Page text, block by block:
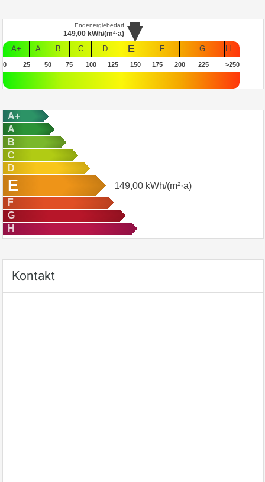
Endenergiebedarf
149,00 kWh/(m²·a)
A+
A B C D E F G H
0 25 50 75 100 125 150 175 200 225 >250
A+
A
B
C
D
E 149,00 kWh/(m²·a)
F
G
H
Kontakt